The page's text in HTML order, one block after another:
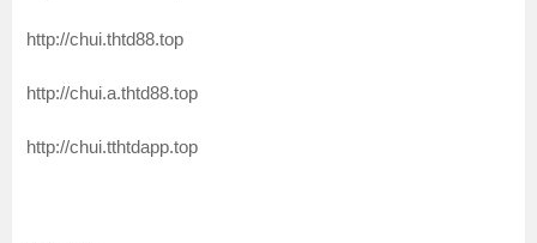
http://chui.thtd88.top
http://chui.a.thtd88.top
http://chui.tthtdapp.top